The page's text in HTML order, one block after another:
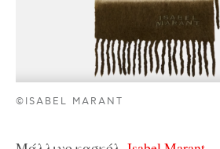
©ISABEL MARANT